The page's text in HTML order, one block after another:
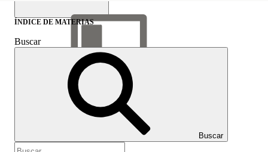
Mostrar índice de
materias
Índice de materias
ÍNDICE DE MATERIAS
Buscar
Buscar